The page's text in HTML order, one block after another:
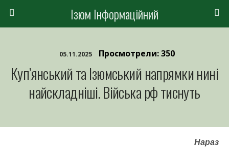
Ізюм Інформаційний
05.11.2025 Просмотрели: 350
Куп’янський та Ізюмський напрямки нині
найскладніші. Війська рф тиснуть
Нараз